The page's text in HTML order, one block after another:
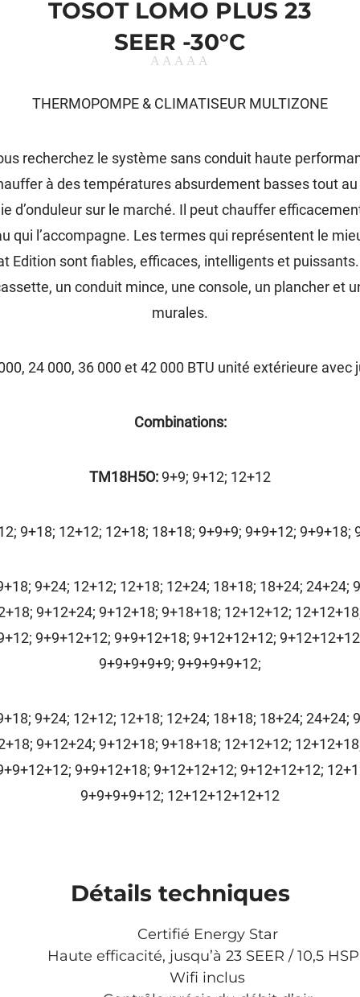
TOSOT LOMO PLUS 23
SEER -30°C
THERMOPOMPE & CLIMATISEUR MULTIZONE
recherchez le système sans conduit haute
à des températures absurdement basses tout au
d’onduleur sur le marché. Il peut chauffer
qui l’accompagne. Les termes qui représentent le
Edition sont fiables, efficaces, intelligents et
un conduit mince, une console, un plancher et
murales.
24 000, 36 000 et 42 000 BTU unité extérieure avec
Combinations:
TM18H5O: 9+9; 9+12; 12+12
9+18; 12+12; 12+18; 18+18; 9+9+9; 9+9+12; 9+9+18;
9+24; 12+12; 12+18; 12+24; 18+18; 18+24; 24+24;
9+12+24; 9+12+18; 9+18+18; 12+12+12;
9+9+12+12; 9+9+12+18; 9+12+12+12;
9+9+9+9+9; 9+9+9+9+12;
9+24; 12+12; 12+18; 12+24; 18+18; 18+24; 24+24;
9+12+24; 9+12+18; 9+18+18; 12+12+12;
9+9+12+18; 9+12+12+12; 9+12+12+12;
9+9+9+9+12; 12+12+12+12+12
Détails techniques
Certifié Energy Star
Haute efficacité, jusqu’à 23 SEER / 10,5
Wifi inclus